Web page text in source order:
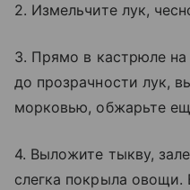
2. Измельчите лук,
3. Прямо в кастрюле
до прозрачности лук,
морковью, обжарьте
4. Выложите тыкву,
слегка покрыла